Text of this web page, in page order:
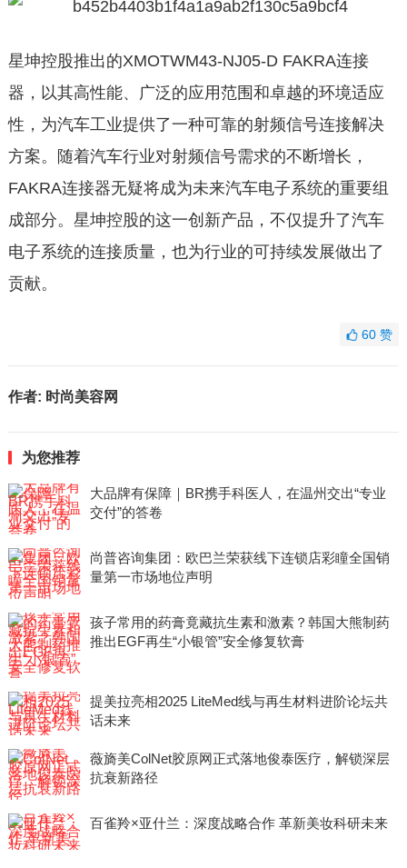
星坤控股推出的XMOTWM43-NJ05-D FAKRA连接
器，以其高性能、广泛的应用范围和卓越的环境适应
性，为汽车工业提供了一种可靠的射频信号连接解决
方案。随着汽车行业对射频信号需求的不断增长，
FAKRA连接器无疑将成为未来汽车电子系统的重要组
成部分。星坤控股的这一创新产品，不仅提升了汽车
电子系统的连接质量，也为行业的可持续发展做出了
贡献。
60赞
作者: 时尚美容网
为您推荐
大品牌有保障｜BR携手科医人，在温州交出“专业
交付”的答卷
尚普咨询集团：欧巴兰荣获线下连锁店彩瞳全国销
量第一市场地位声明
孩子常用的药膏竟藏抗生素和激素？韩国大熊制药
推出EGF再生“小银管”安全修复软膏
提美拉亮相2025 LiteMed线与再生材料进阶论坛共
话未来
薇旖美ColNet胶原网正式落地俊泰医疗，解锁深层
抗衰新路径
百雀羚×亚什兰：深度战略合作 革新美妆科研未来